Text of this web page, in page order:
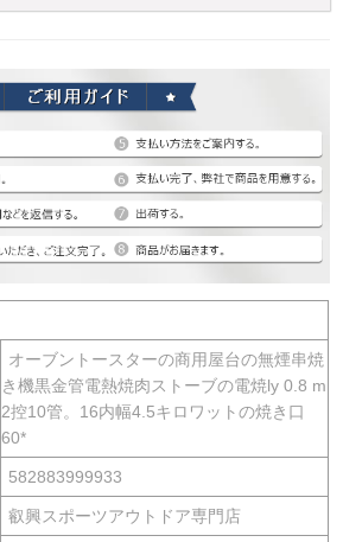
オーブントースターの商用屋台の無煙串焼
き機黒金管電熱焼肉ストーブの電焼ly 0.8 m
2控10管。16内幅4.5キロワットの焼き口
60*
582883999933
叡興スポーツアウトドア専門店